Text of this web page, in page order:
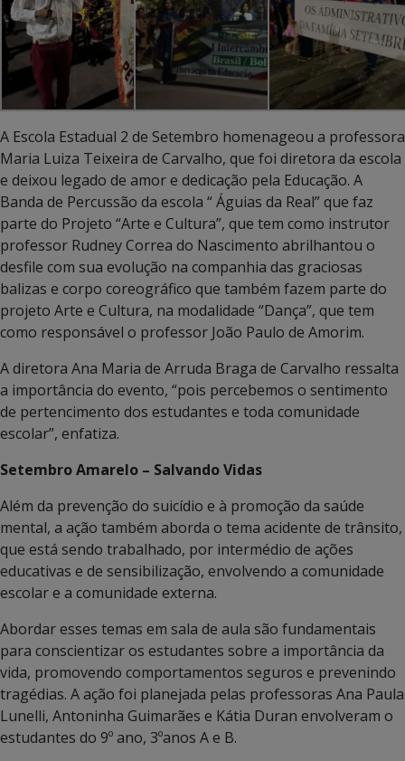
A Escola Estadual 2 de Setembro homenageou a professora
Maria Luiza Teixeira de Carvalho, que foi diretora da escola
e deixou legado de amor e dedicação pela Educação. A
Banda de Percussão da escola “ Águias da Real” que faz
parte do Projeto “Arte e Cultura”, que tem como instrutor
professor Rudney Correa do Nascimento abrilhantou o
desfile com sua evolução na companhia das graciosas
balizas e corpo coreográfico que também fazem parte do
projeto Arte e Cultura, na modalidade “Dança”, que tem
como responsável o professor João Paulo de Amorim.
A diretora Ana Maria de Arruda Braga de Carvalho ressalta
a importância do evento, “pois percebemos o sentimento
de pertencimento dos estudantes e toda comunidade
escolar”, enfatiza.
Setembro Amarelo – Salvando Vidas
Além da prevenção do suicídio e à promoção da saúde
mental, a ação também aborda o tema acidente de trânsito,
que está sendo trabalhado, por intermédio de ações
educativas e de sensibilização, envolvendo a comunidade
escolar e a comunidade externa.
Abordar esses temas em sala de aula são fundamentais
para conscientizar os estudantes sobre a importância da
vida, promovendo comportamentos seguros e prevenindo
tragédias. A ação foi planejada pelas professoras Ana Paula
Lunelli, Antoninha Guimarães e Kátia Duran envolveram o
estudantes do 9º ano, 3ºanos A e B.